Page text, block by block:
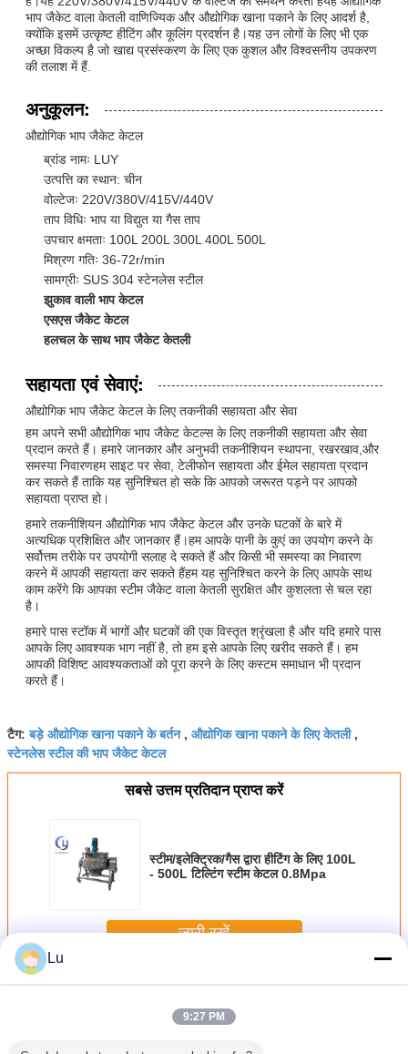
भाप जैकेट वाला केतली वाणिज्यिक और औद्योगिक खाना पकाने के लिए आदर्श है,
क्योंकि इसमें उत्कृष्ट हीटिंग और कूलिंग प्रदर्शन है।यह उन लोगों के लिए भी एक
अच्छा विकल्प है जो खाद्य प्रसंस्करण के लिए एक कुशल और विश्वसनीय उपकरण
की तलाश में हैं.
अनुकूलन:
औद्योगिक भाप जैकेट केटल
ब्रांड नामः LUY
उत्पत्ति का स्थान: चीन
वोल्टेजः 220V/380V/415V/440V
ताप विधिः भाप या विद्युत या गैस ताप
उपचार क्षमताः 100L 200L 300L 400L 500L
मिश्रण गतिः 36-72r/min
सामग्रीः SUS 304 स्टेनलेस स्टील
झुकाव वाली भाप केटल
एसएस जैकेट केटल
हलचल के साथ भाप जैकेट केतली
सहायता एवं सेवाएं:
औद्योगिक भाप जैकेट केटल के लिए तकनीकी सहायता और सेवा
हम अपने सभी औद्योगिक भाप जैकेट केटल्स के लिए तकनीकी सहायता और सेवा
प्रदान करते हैं। हमारे जानकार और अनुभवी तकनीशियन स्थापना, रखरखाव,और
समस्या निवारणहम साइट पर सेवा, टेलीफोन सहायता और ईमेल सहायता प्रदान
कर सकते हैं ताकि यह सुनिश्चित हो सके कि आपको जरूरत पड़ने पर आपको
सहायता प्राप्त हो।
हमारे तकनीशियन औद्योगिक भाप जैकेट केटल और उनके घटकों के बारे में
अत्यधिक प्रशिक्षित और जानकार हैं।हम आपके पानी के कुएं का उपयोग करने के
सर्वोत्तम तरीके पर उपयोगी सलाह दे सकते हैं और किसी भी समस्या का निवारण
करने में आपकी सहायता कर सकते हैंहम यह सुनिश्चित करने के लिए आपके साथ
काम करेंगे कि आपका स्टीम जैकेट वाला केतली सुरक्षित और कुशलता से चल रहा
है।
हमारे पास स्टॉक में भागों और घटकों की एक विस्तृत श्रृंखला है और यदि हमारे पास
आपके लिए आवश्यक भाग नहीं है, तो हम इसे आपके लिए खरीद सकते हैं। हम
आपकी विशिष्ट आवश्यकताओं को पूरा करने के लिए कस्टम समाधान भी प्रदान
करते हैं।
टैग:बड़े औद्योगिक खाना पकाने के बर्तन, औद्योगिक खाना पकाने के लिए केतली,
स्टेनलेस स्टील की भाप जैकेट केटल
सबसे उत्तम प्रतिदान प्राप्त करें
स्टीम/इलेक्ट्रिक/गैस द्वारा हीटिंग के लिए 100L
- 500L टिल्टिंग स्टीम केटल 0.8Mpa
जारी रखें
अधिकऔद्योगिक भाप जैकेट केटल
Lu
9:27 PM